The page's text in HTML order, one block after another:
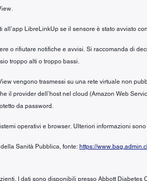
LibreLinkUp se il sensore è stato avviato
o rifiutare notifiche e avvisi. Si raccomanda di
troppo alti o troppo bassi.
vengono trasmessi su una rete virtuale non
il provider dell’host nel cloud (Amazon Web
da password.
operativi e browser. Ulteriori informazioni
Sanità Pubblica, fonte: https://
I dati sono disponibili presso Abbott Diabetes